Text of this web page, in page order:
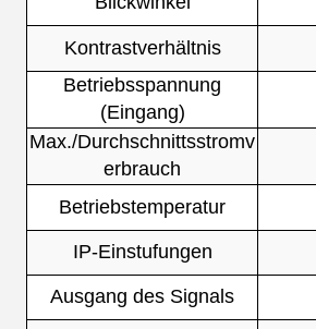
Kontrastverhältnis
Betriebsspannung
(Eingang)
Max./Durchschnittsstromv
erbrauch
Betriebstemperatur
IP-Einstufungen
Ausgang des Signals